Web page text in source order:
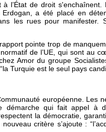
l’État de droit
a été placé en
les rues pour manifester.
pointe trop de
de l’UE, qui sont au
Amor du groupe
Turquie est le seul pays
européenne. Les
démarche qui fait appel à
la démocratie,
critère s’ajoute :